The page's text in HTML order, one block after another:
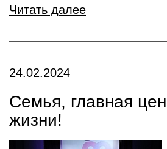
Читать далее
24.02.2024
Семья, главная
жизни!